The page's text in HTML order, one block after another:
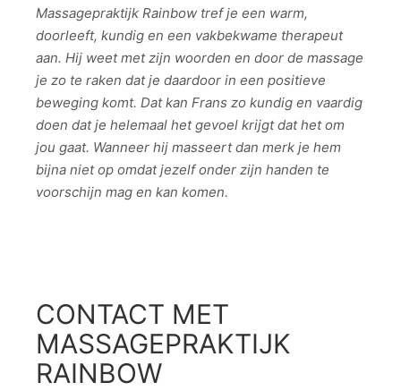
Massagepraktijk Rainbow tref je een warm,
doorleeft, kundig en een vakbekwame therapeut
aan. Hij weet met zijn woorden en door de massage
je zo te raken dat je daardoor in een positieve
beweging komt. Dat kan Frans zo kundig en vaardig
doen dat je helemaal het gevoel krijgt dat het om
jou gaat. Wanneer hij masseert dan merk je hem
bijna niet op omdat jezelf onder zijn handen te
voorschijn mag en kan komen.
CONTACT MET
MASSAGEPRAKTIJK
RAINBOW